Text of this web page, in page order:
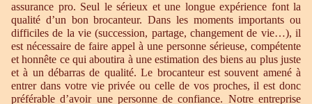
assurance pro. Seul le sérieux et une longue expérience font la
qualité d’un bon brocanteur. Dans les moments importants ou
difficiles de la vie (succession, partage, changement de vie…), il
est nécessaire de faire appel à une personne sérieuse, compétente
et honnête ce qui aboutira à une estimation des biens au plus juste
et à un débarras de qualité. Le brocanteur est souvent amené à
entrer dans votre vie privée ou celle de vos proches, il est donc
préférable d’avoir une personne de confiance. Notre entreprise